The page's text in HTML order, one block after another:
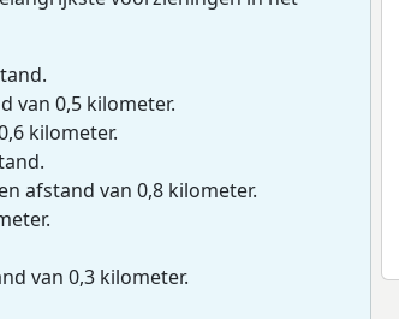
van 0,5 kilometer.
kilometer.
afstand van 0,8 kilometer.
van 0,3 kilometer.